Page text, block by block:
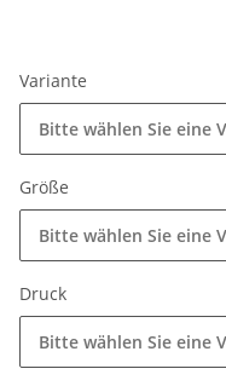
Variante
Bitte wählen Sie eine
Größe
Bitte wählen Sie eine
Druck
Bitte wählen Sie eine